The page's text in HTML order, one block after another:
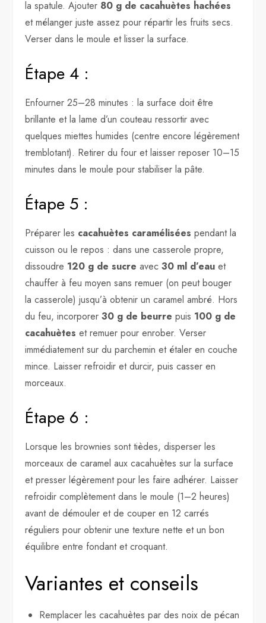
la spatule. Ajouter 80 g de cacahuètes hachées
et mélanger juste assez pour répartir les fruits secs.
Verser dans le moule et lisser la surface.
Étape 4 :
Enfourner 25–28 minutes : la surface doit être
brillante et la lame d’un couteau ressortir avec
quelques miettes humides (centre encore légèrement
tremblotant). Retirer du four et laisser reposer 10–15
minutes dans le moule pour stabiliser la pâte.
Étape 5 :
Préparer les cacahuètes caramélisées pendant la
cuisson ou le repos : dans une casserole propre,
dissoudre 120 g de sucre avec30 ml d’eau et
chauffer à feu moyen sans remuer (on peut bouger
la casserole) jusqu’à obtenir un caramel ambré. Hors
du feu, incorporer30 g de beurre puis 100 g de
cacahuètes et remuer pour enrober. Verser
immédiatement sur du parchemin et étaler en couche
mince. Laisser refroidir et durcir, puis casser en
morceaux.
Étape 6 :
Lorsque les brownies sont tièdes, disperser les
morceaux de caramel aux cacahuètes sur la surface
et presser légèrement pour les faire adhérer. Laisser
refroidir complètement dans le moule (1–2 heures)
avant de démouler et de couper en 12 carrés
réguliers pour obtenir une texture nette et un bon
équilibre entre fondant et croquant.
Variantes et conseils
Remplacer les cacahuètes par des noix de pécan